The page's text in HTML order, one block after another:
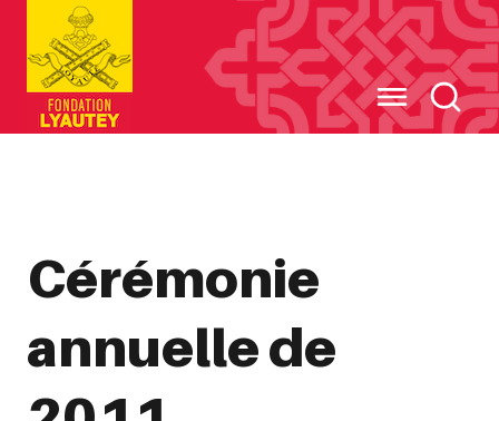
Cérémonie
annuelle de
Cookies management panel